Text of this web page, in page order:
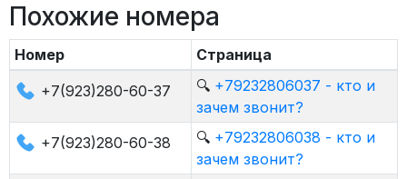
Похожие номера
Номер
Страница
+7(923)280-60-37
🔍 +79232806037 - кто и
зачем звонит?
+7(923)280-60-38
🔍 +79232806038 - кто и
зачем звонит?